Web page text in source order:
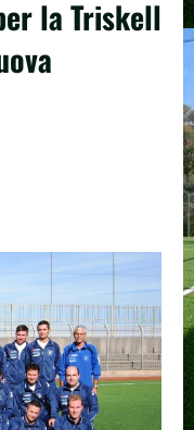
la Triskell